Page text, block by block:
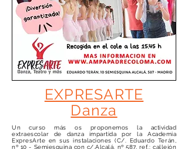
EXPRESARTE
Danza
Un curso más os proponemos la actividad
extraescolar de danza impartida por la Academia
ExpresArte en sus instalaciones (C/. Eduardo Terán,
nº 10 - Semiesquina con c/.Alcalá, nº 587, ref.: callejón